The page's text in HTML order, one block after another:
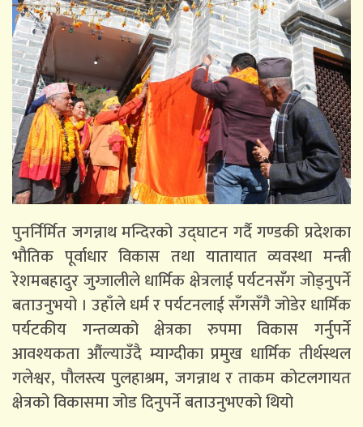
पुनर्निर्मित जगन्नाथ मन्दिरको उद्घाटन गर्दै गण्डकी प्रदेशका
भौतिक पूर्वाधार विकास तथा यातायात व्यवस्था मन्त्री
रेशमबहादुर जुग्जालीले धार्मिक क्षेत्रलाई पर्यटनसँग जोड्नुपर्ने
बताउनुभयो । उहाँले धर्म र पर्यटनलाई सँगसँगै जोडेर धार्मिक
पर्यटकीय गन्तव्यको क्षेत्रका रुपमा विकास गर्नुपर्ने
आवश्यकता औंल्याउँदै म्याग्दीका प्रमुख धार्मिक तीर्थस्थल
गलेश्वर, पौलस्त्य पुलहाश्रम, जगन्नाथ र ताकम कोटलगायत
क्षेत्रको विकासमा जोड दिनुपर्ने बताउनुभएको थियो